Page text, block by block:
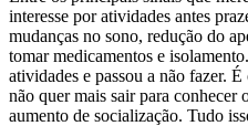
interesse por atividades antes
mudanças no sono, redução do
tomar medicamentos e
atividades e passou a não fazer.
não quer mais sair para conhecer
aumento de socialização. Tudo